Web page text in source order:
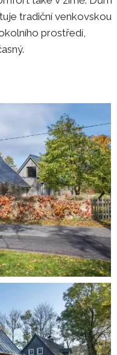
tradiční venkovskou
prostředí,